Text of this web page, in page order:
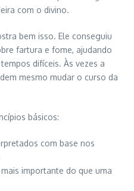
com o divino.
bem isso. Ele conseguiu
fartura e fome, ajudando
difíceis. Às vezes a
mesmo mudar o curso da
básicos:
com base nos
importante do que uma